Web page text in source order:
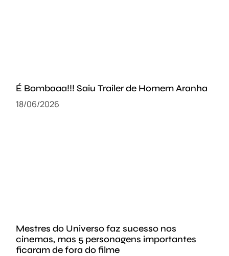
É Bombaaa!!! Saiu Trailer de Homem Aranha
18/06/2026
Mestres do Universo faz sucesso nos
cinemas, mas 5 personagens importantes
ficaram de fora do filme